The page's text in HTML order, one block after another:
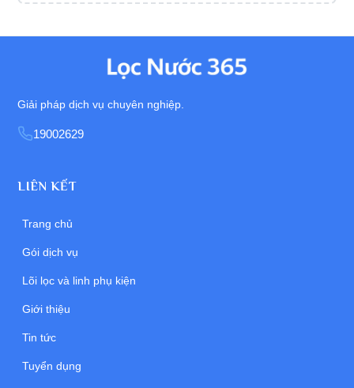
Giải pháp dịch vụ chuyên nghiệp.
19002629
LIÊN KẾT
Trang chủ
Gói dịch vụ
Lõi lọc và linh phụ kiện
Giới thiệu
Tin tức
Tuyển dụng